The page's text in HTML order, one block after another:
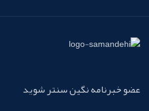
عضو خبرنامه نگین سنتر شوید